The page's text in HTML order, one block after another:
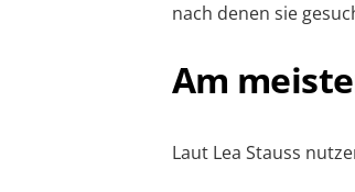
nach denen sie
Am
Laut Lea Stauss